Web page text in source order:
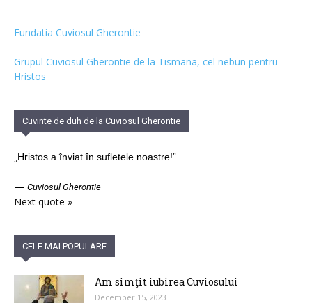
Fundatia Cuviosul Gherontie
Grupul Cuviosul Gherontie de la Tismana, cel nebun pentru
Hristos
Cuvinte de duh de la Cuviosul Gherontie
„Hristos a înviat în sufletele noastre!”
— Cuviosul Gherontie
Next quote »
CELE MAI POPULARE
Am simţit iubirea Cuviosului
December 15, 2023